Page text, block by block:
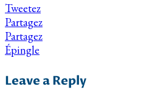
Tweetez
Partagez
Partagez
Épingle
Leave a Reply